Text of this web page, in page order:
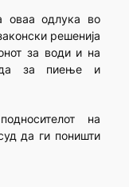
оваа одлука во
решенија
за води и на
за пиење и
на
да ги поништи